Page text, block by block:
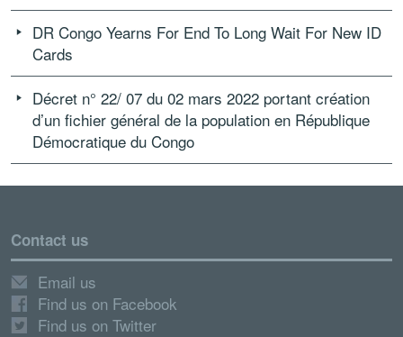
DR Congo Yearns For End To Long Wait For New ID
Cards
Décret n° 22/ 07 du 02 mars 2022 portant création
d’un fichier général de la population en République
Démocratique du Congo
Contact us
Email us
Find us on Facebook
Find us on Twitter